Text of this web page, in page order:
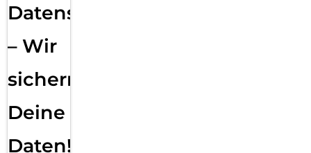
Datensicherung
– Wir
sichern
Deine
Daten!